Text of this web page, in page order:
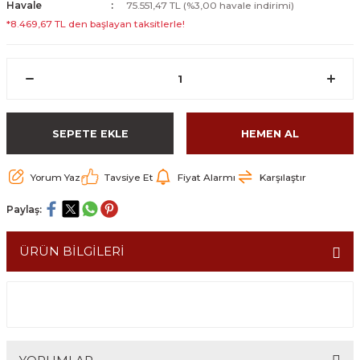
Havale
75.551,47 TL (%3,00 havale indirimi)
*8.469,67 TL den başlayan taksitlerle!
SEPETE EKLE HEMEN AL
Yorum Yaz Tavsiye Et Fiyat Alarmı Karşılaştır
Paylaş:
ÜRÜN BİLGİLERİ